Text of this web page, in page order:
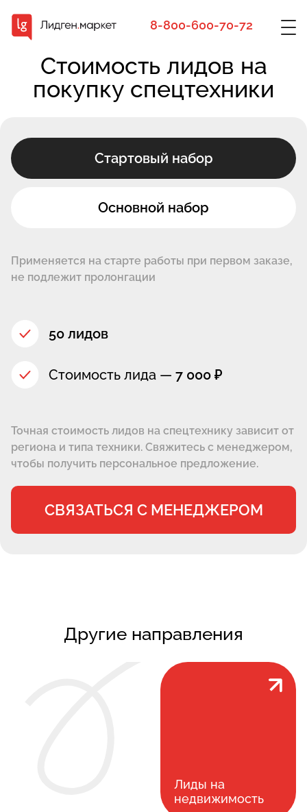
8-800-600-70-72
Стоимость лидов на
покупку спецтехники
Стартовый набор
Основной набор
Применяется на старте работы при первом заказе,
не подлежит пролонгации
50 лидов
Стоимость лида — 7 000 ₽
Точная стоимость лидов на спецтехнику зависит от
региона и типа техники. Свяжитесь с менеджером,
чтобы получить персональное предложение.
СВЯЗАТЬСЯ С МЕНЕДЖЕРОМ
Другие направления
Лиды на
недвижимость